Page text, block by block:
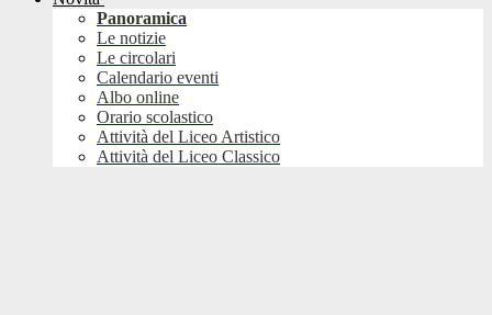
Panoramica
Le notizie
Le circolari
Calendario eventi
Albo online
Orario scolastico
Attività del Liceo Artistico
Attività del Liceo Classico